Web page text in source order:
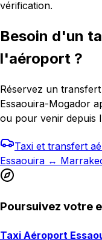
vérification.
Besoin d'un
l'aéroport ?
Réservez un
Essaouira-Mogador
ou pour venir depuis
Taxi et transfert
Essaouira ↔
Poursuivez votre
Taxi Aéroport